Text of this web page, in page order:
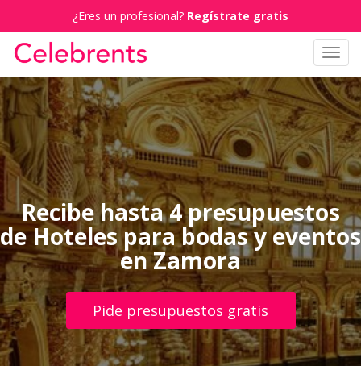
¿Eres un profesional? Regístrate gratis
Recibe hasta 4 presupuestos
de Hoteles para bodas y eventos
en Zamora
Pide presupuestos gratis